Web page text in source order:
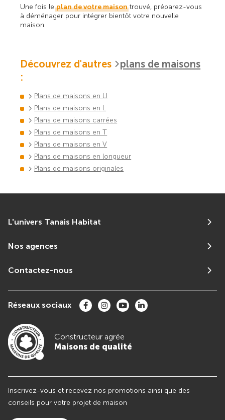
Une fois leplan de votre maisontrouvé, préparez-vous
à déménager pour intégrer bientôt votre nouvelle
maison.
Découvrez d'autres
plans de maisons
:
Plans de maisons en U
Plans de maisons en L
Plans de maisons carrées
Plans de maisons en T
Plans de maisons en V
Plans de maisons en longueur
Plans de maisons originales
L'univers Tanais Habitat
Nos agences
Contactez-nous
Réseaux sociaux
Constructeur agrée
Maisons de qualité
Inscrivez-vous et recevez nos promotions ainsi que des
conseils pour votre projet de maison